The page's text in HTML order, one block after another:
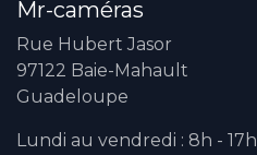
Mr-caméras
Rue Hubert Jasor
97122 Baie-Mahault
Guadeloupe
Lundi au vendredi : 8h - 17h